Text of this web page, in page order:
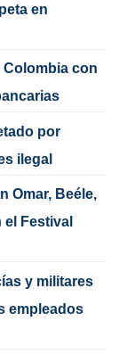
en
con
por
ilegal
Omar, Beéle,
el Festival
y militares
empleados